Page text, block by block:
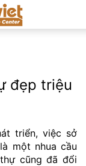
10 căn biệt
đẹp triệu
triển, việc sở
một nhua cầu
cũng đã đổi